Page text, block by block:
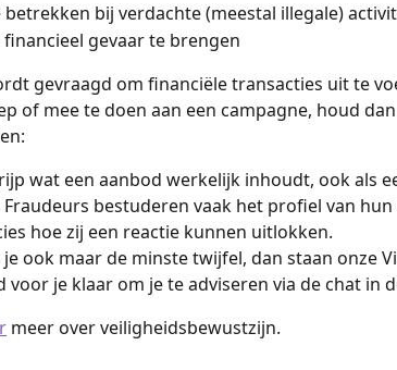
betrekken bij verdachte (meestal illegale)
financieel gevaar te brengen
gevraagd om financiële transacties uit te
of mee te doen aan een campagne, houd
wat een aanbod werkelijk inhoudt, ook als
Fraudeurs bestuderen vaak het profiel van
hoe zij een reactie kunnen uitlokken.
je ook maar de minste twijfel, dan staan onze
voor je klaar om je te adviseren via de chat in
meer over veiligheidsbewustzijn.